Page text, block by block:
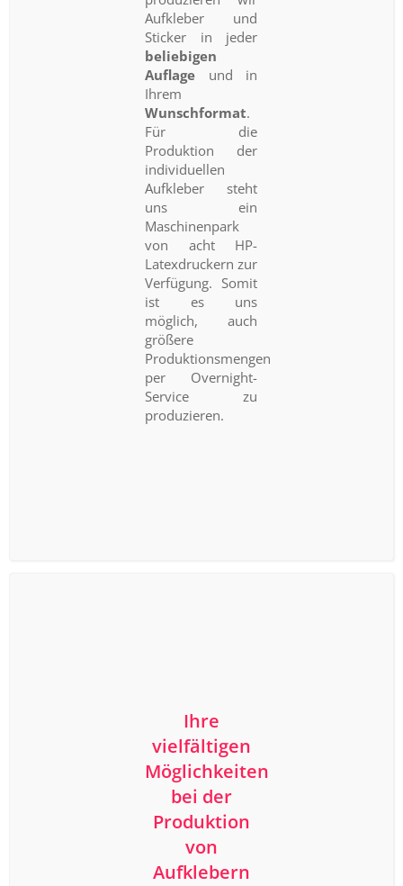
Aufkleber und
Sticker in jeder
beliebigen
Auflage und in
Ihrem
Wunschformat.
Für die
Produktion der
individuellen
Aufkleber steht
uns ein
Maschinenpark
von acht HP-
Latexdruckern zur
Verfügung. Somit
ist es uns
möglich, auch
größere
Produktionsmengen
per Overnight-
Service zu
produzieren.
Ihre
vielfältigen
Möglichkeiten
bei der
Produktion
von
Aufklebern